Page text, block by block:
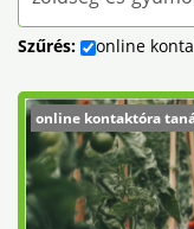
Szűrés: online
online kontaktóra